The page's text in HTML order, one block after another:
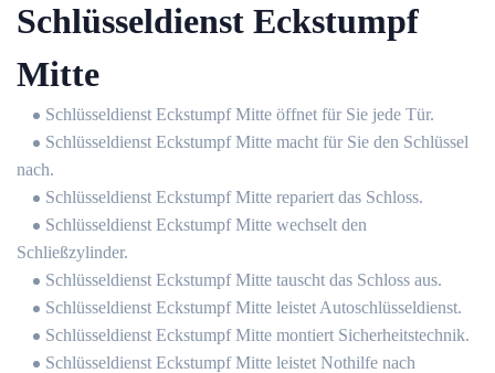
Schlüsseldienst Eckstumpf
Mitte
Schlüsseldienst Eckstumpf Mitte öffnet für Sie jede Tür.
Schlüsseldienst Eckstumpf Mitte macht für Sie den Schlüssel
nach.
Schlüsseldienst Eckstumpf Mitte repariert das Schloss.
Schlüsseldienst Eckstumpf Mitte wechselt den
Schließzylinder.
Schlüsseldienst Eckstumpf Mitte tauscht das Schloss aus.
Schlüsseldienst Eckstumpf Mitte leistet Autoschlüsseldienst.
Schlüsseldienst Eckstumpf Mitte montiert Sicherheitstechnik.
Schlüsseldienst Eckstumpf Mitte leistet Nothilfe nach